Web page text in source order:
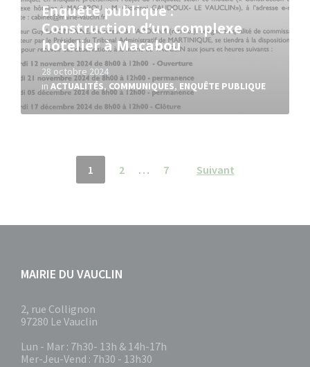
Enquête publique :
Construction d’un complexe
hotelier à Macabou
28 octobre 2024
in ACTUALITÉS, COMMUNIQUES, ENQUÊTE PUBLIQUE
Pagination
publications
1 2 … 7 Suivant
MAIRIE DU VAUCLIN
2, rue Collignon
97280 Le Vauclin
Lun - Mar : 7h30- 13h & 14h-17h
Mer-Jeu-Vend : 7h30 - 13h30